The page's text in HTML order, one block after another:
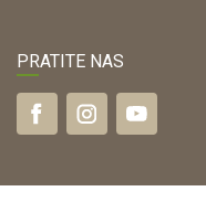
PRATITE NAS